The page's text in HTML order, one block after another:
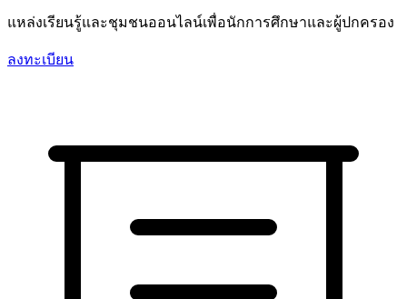
แหล่งเรียนรู้และชุมชนออนไลน์เพื่อนักการศึกษาและผู้ปกครอง
ลงทะเบียน